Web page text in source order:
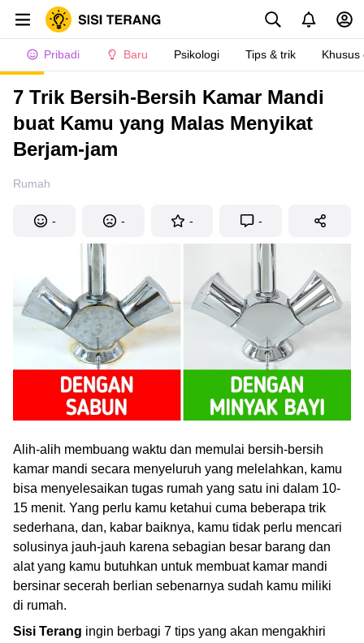
Pribadi Baru Psikologi Tips & trik Khusus
7 Trik Bersih-Bersih Kamar Mandi
buat Kamu yang Malas Menyikat
Berjam-jam
Rumah
- - - -
Alih-alih membuang waktu dan memulai bersih-bersih
kamar mandi secara menyeluruh yang melelahkan, kamu
bisa menyelesaikan tugas rumah yang satu ini dalam 10-
15 menit. Yang perlu kamu ketahui cuma beberapa trik
sederhana, dan, kabar baiknya, kamu tidak perlu mencari
solusinya jauh-jauh karena sebagian besar barang dan
alat yang kamu butuhkan untuk membuat kamar mandi
bersinar secerah berlian sebenarnya sudah kamu miliki
di rumah.
Sisi Terang ingin berbagi 7 tips yang akan mengakhiri